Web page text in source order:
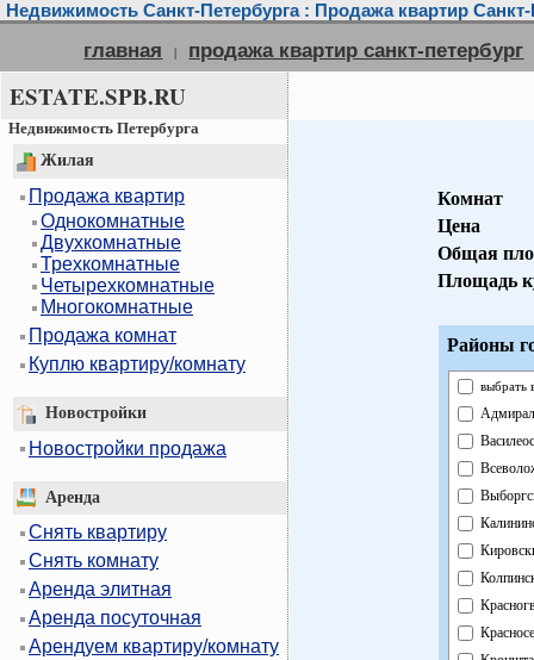
Недвижимость Санкт-Петербурга : Продажа квартир Санкт-
главная | продажа квартир санкт-петербург
ESTATE.SPB.RU
Недвижимость Петербурга
Жилая
Продажа квартир
Однокомнатные
Двухкомнатные
Трехкомнатные
Четырехкомнатные
Многокомнатные
Продажа комнат
Куплю квартиру/комнату
Новостройки
Новостройки продажа
Аренда
Снять квартиру
Снять комнату
Аренда элитная
Аренда посуточная
Арендуем квартиру/комнату
Комнат
Цена
Общая
Площадь
Районы
выбрать